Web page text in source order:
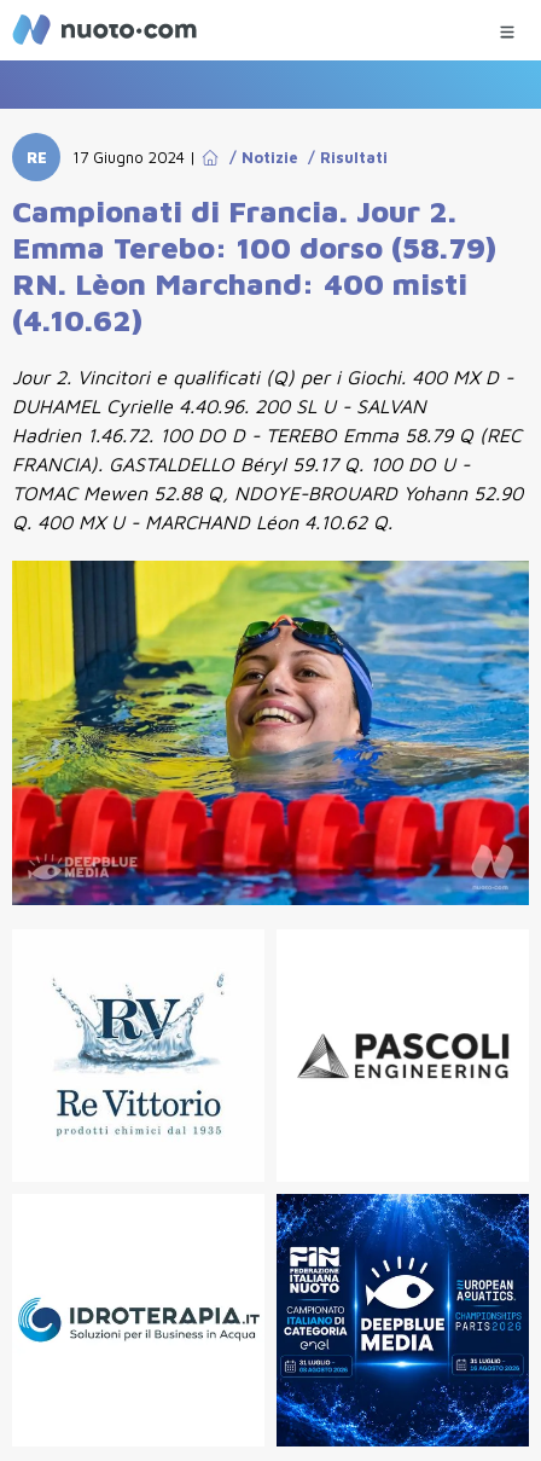
RE 17 Giugno 2024 | / Notizie / Risultati
Campionati di Francia. Jour 2.
Emma Terebo: 100 dorso (58.79)
RN. Lèon Marchand: 400 misti
(4.10.62)
Jour 2. Vincitori e qualificati (Q) per i Giochi. 400 MX D -
DUHAMEL Cyrielle 4.40.96. 200 SL U - SALVAN
Hadrien 1.46.72. 100 DO D - TEREBO Emma 58.79 Q (REC
FRANCIA). GASTALDELLO Béryl 59.17 Q. 100 DO U -
TOMAC Mewen 52.88 Q, NDOYE-BROUARD Yohann 52.90
Q. 400 MX U - MARCHAND Léon 4.10.62 Q.